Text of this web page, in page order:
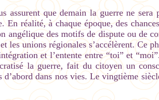
assurent que demain la guerre ne sera
réalité, à chaque époque, des
angélique des motifs de dispute ou de
unions régionales s’accélèrent. Ce
et l’entente entre “toi” et
la guerre, fait du citoyen un
dans nos vies. Le vingtième